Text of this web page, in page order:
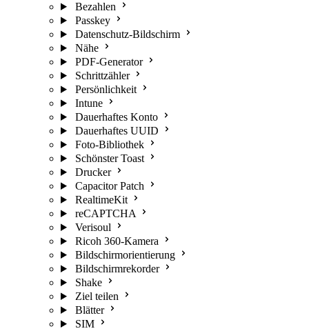
Bezahlen
Passkey
Datenschutz-Bildschirm
Nähe
PDF-Generator
Schrittzähler
Persönlichkeit
Intune
Dauerhaftes Konto
Dauerhaftes UUID
Foto-Bibliothek
Schönster Toast
Drucker
Capacitor Patch
RealtimeKit
reCAPTCHA
Verisoul
Ricoh 360-Kamera
Bildschirmorientierung
Bildschirmrekorder
Shake
Ziel teilen
Blätter
SIM